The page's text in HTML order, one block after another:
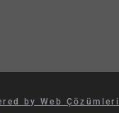
by Web Çözümleri